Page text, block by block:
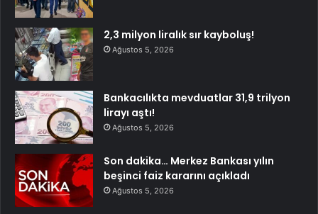
2,3 milyon liralık sır kayboluş!
Ağustos 5, 2026
Bankacılıkta mevduatlar 31,9 trilyon
lirayı aştı!
Ağustos 5, 2026
Son dakika… Merkez Bankası yılın
beşinci faiz kararını açıkladı
Ağustos 5, 2026